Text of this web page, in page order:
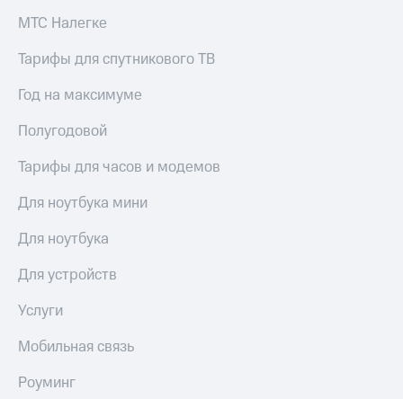
МТС Налегке
Тарифы для спутникового ТВ
Год на максимуме
Полугодовой
Тарифы для часов и модемов
Для ноутбука мини
Для ноутбука
Для устройств
Услуги
Мобильная связь
Роуминг